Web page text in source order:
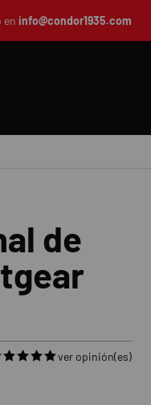
en info@condor1935.com
de
ver opinión(es)